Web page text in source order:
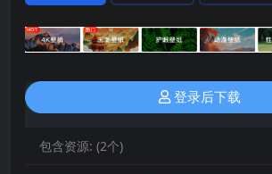
登录后下载
包含资源: (2个)